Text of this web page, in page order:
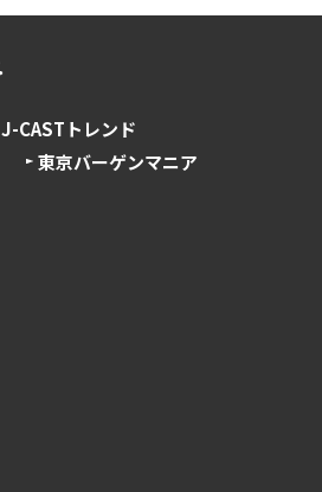
J-CASTトレンド
東京バーゲンマニア